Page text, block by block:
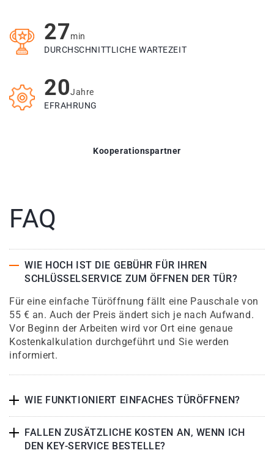
27min
DURCHSCHNITTLICHE WARTEZEIT
20Jahre
EFRAHRUNG
Kooperationspartner
FAQ
WIE HOCH IST DIE GEBÜHR FÜR IHREN
SCHLÜSSELSERVICE ZUM ÖFFNEN DER TÜR?
Für eine einfache Türöffnung fällt eine Pauschale von
55 € an. Auch der Preis ändert sich je nach Aufwand.
Vor Beginn der Arbeiten wird vor Ort eine genaue
Kostenkalkulation durchgeführt und Sie werden
informiert.
WIE FUNKTIONIERT EINFACHES TÜRÖFFNEN?
FALLEN ZUSÄTZLICHE KOSTEN AN, WENN ICH
DEN KEY-SERVICE BESTELLE?